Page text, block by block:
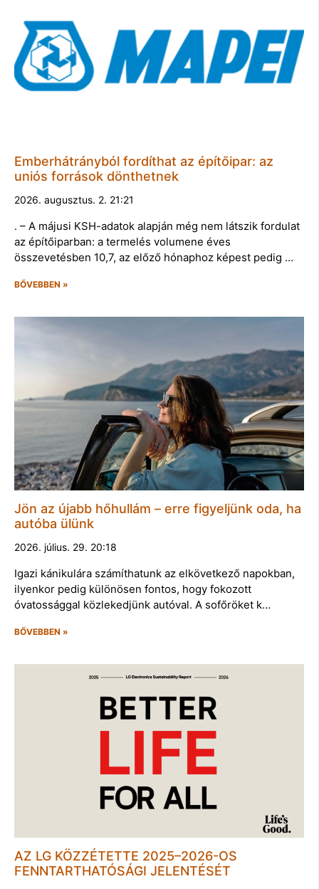
Emberhátrányból fordíthat az építőipar: az
uniós források dönthetnek
2026. augusztus. 2. 21:21
. – A májusi KSH-adatok alapján még nem látszik fordulat
az építőiparban: a termelés volumene éves
összevetésben 10,7, az előző hónaphoz képest pedig …
BŐVEBBEN »
Jön az újabb hőhullám – erre figyeljünk oda, ha
autóba ülünk
2026. július. 29. 20:18
Igazi kánikulára számíthatunk az elkövetkező napokban,
ilyenkor pedig különösen fontos, hogy fokozott
óvatossággal közlekedjünk autóval. A sofőröket k…
BŐVEBBEN »
AZ LG KÖZZÉTETTE 2025–2026-OS
FENNTARTHATÓSÁGI JELENTÉSÉT